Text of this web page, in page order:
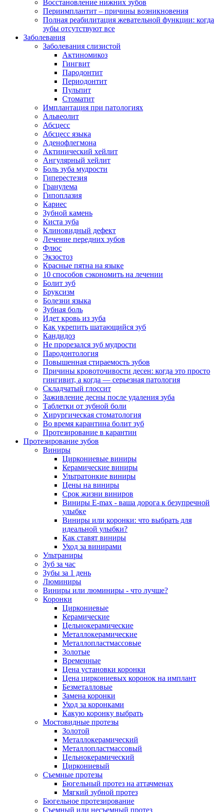
Восстановление нижних зубов
Периимплантит – причины возникновения
Полная реабилитация жевательной функции: когда
зубы отсутствуют все
Заболевания
Заболевания слизистой
Актиномикоз
Гингвит
Пародонтит
Периодонтит
Пульпит
Стоматит
Имплантация при патологиях
Альвеолит
Абсцесс
Абсцесс языка
Аденофлегмона
Актинический хейлит
Ангулярный хейлит
Боль зуба мудрости
Гиперестезия
Гранулема
Гипоплазия
Кариес
Зубной камень
Киста зуба
Клиновидный дефект
Лечение передних зубов
Флюс
Экзостоз
Красные пятна на языке
10 способов сэкономить на лечении
Болит зуб
Бруксизм
Болезни языка
Зубная боль
Идет кровь из зуба
Как укрепить шатающийся зуб
Кандидоз
Не прорезался зуб мудрости
Пародонтология
Повышенная стираемость зубов
Причины кровоточивости десен: когда это просто
гингивит, а когда — серьезная патология
Складчатый глоссит
Заживление десны после удаления зуба
Таблетки от зубной боли
Хирургическая стоматология
Во время карантина болит зуб
Протезирование в карантин
Протезирование зубов
Виниры
Циркониевые виниры
Керамические виниры
Ультратонкие виниры
Цены на виниры
Срок жизни виниров
Виниры E-max - ваша дорога к безупречной
улыбке
Виниры или коронки: что выбрать для
идеальной улыбки?
Как ставят виниры
Уход за винирами
Ультраниры
Зуб за час
Зубы за 1 день
Люминиры
Виниры или люминиры - что лучше?
Коронки
Циркониевые
Керамические
Цельнокерамические
Металлокерамические
Металлопластмассовые
Золотые
Временные
Цена установки коронки
Цена циркониевых коронок на имплант
Безметалловые
Замена коронки
Уход за коронками
Какую коронку выбрать
Мостовидные протезы
Золотой
Металлокерамический
Металлопластмассовый
Цельнокерамический
Циркониевый
Съемные протезы
Бюгельный протез на аттачменах
Мягкий зубной протез
Бюгельное протезирование
Съемный или несъемный протез